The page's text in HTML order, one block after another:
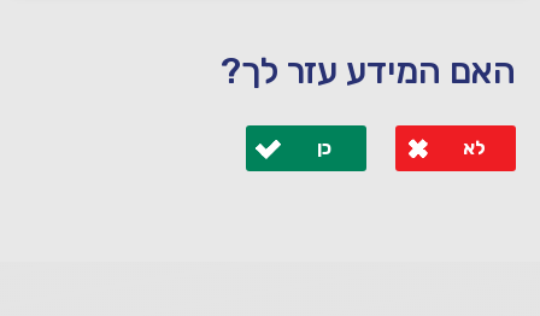
האם המידע עזר לך?
לא כן